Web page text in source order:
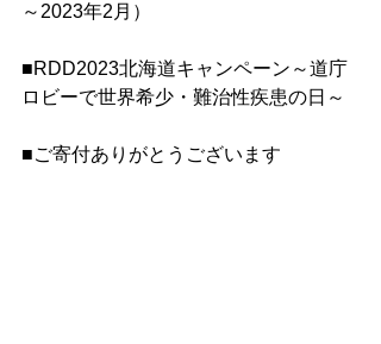
～2023年2月）
■RDD2023北海道キャンペーン～道庁
ロビーで世界希少・難治性疾患の日～
■ご寄付ありがとうございます